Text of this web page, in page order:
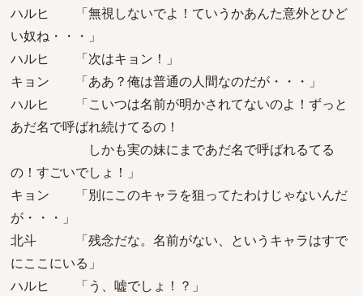
ハルヒ 「無視しないでよ！ていうかあんた意外とひど
い奴ね・・・」
ハルヒ 「次はキョン！」
キョン 「ああ？俺は普通の人間なのだが・・・」
ハルヒ 「こいつは名前が明かされてないのよ！ずっと
あだ名で呼ばれ続けてるの！
しかも実の妹にまであだ名で呼ばれるてる
の！すごいでしょ！」
キョン 「別にこのキャラを狙ってたわけじゃないんだ
が・・・」
北斗 「残念だな。名前がない、というキャラはすで
にここにいる」
ハルヒ 「う、嘘でしょ！？」